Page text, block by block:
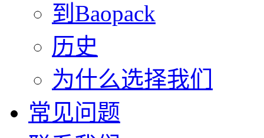
到Baopack
历史
为什么选择我们
常见问题